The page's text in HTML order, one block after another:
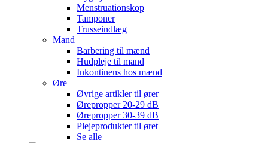
Menstruationskop
Tamponer
Trusseindlæg
Mand
Barbering til mænd
Hudpleje til mand
Inkontinens hos mænd
Øre
Øvrige artikler til ører
Ørepropper 20-29 dB
Ørepropper 30-39 dB
Plejeprodukter til øret
Se alle